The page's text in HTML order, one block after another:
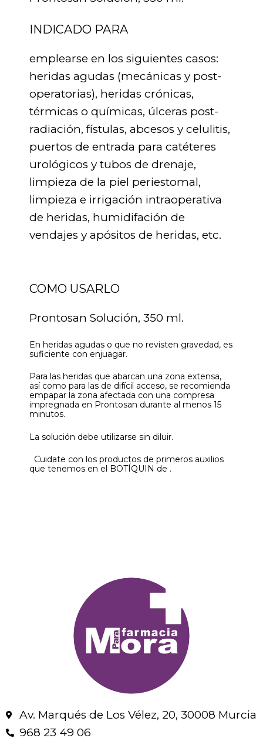
INDICADO PARA
emplearse en los siguientes casos:
heridas agudas (mecánicas y post-
operatorias), heridas crónicas,
térmicas o químicas, úlceras post-
radiación, fístulas, abcesos y celulitis,
puertos de entrada para catéteres
urológicos y tubos de drenaje,
limpieza de la piel periestomal,
limpieza e irrigación intraoperativa
de heridas, humidifación de
vendajes y apósitos de heridas, etc.
COMO USARLO
Prontosan Solución, 350 ml.
En heridas agudas o que no revisten gravedad, es
suficiente con enjuagar.
Para las heridas que abarcan una zona extensa,
así como para las de difícil acceso, se recomienda
empapar la zona afectada con una compresa
impregnada en Prontosan durante al menos 15
minutos.
La solución debe utilizarse sin diluir.
Cuidate con los productos de primeros auxilios
que tenemos en el BOTÍQUIN de .
Av. Marqués de Los Vélez, 20, 30008 Murcia
968 23 49 06